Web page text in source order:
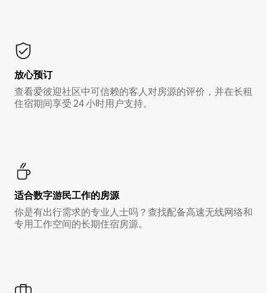
放心预订
查看爱彼迎社区中可信赖的客人对房源的评价，并在长租
住宿期间享受 24 小时用户支持。
适合数字游民工作的房源
你是有出行需求的专业人士吗？查找配备高速无线网络和
专用工作空间的长期住宿房源。